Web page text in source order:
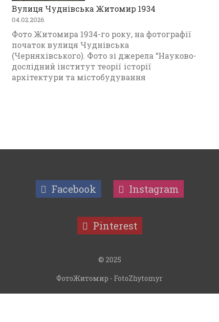
Вулиця Чуднівська Житомир 1934
04.02.2026
Фото Житомира 1934-го року, на фотографії
початок вулиця Чуднівська
(Черняхівського). Фото зі джерела “Науково-
дослідний інститут теорії історії
архітектури та містобудування
Facebook Instagram
Pinterest
© 2025
ФотоЖитомир - FotoZhytomyr